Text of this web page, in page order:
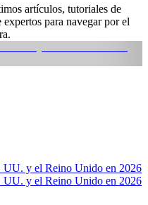
artículos, tutoriales de
para navegar por el
UU. y el Reino Unido en 2026
UU. y el Reino Unido en 2026